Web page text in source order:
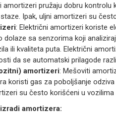
amortizeri pružaju dobru
Ipak, uljni amortizeri su
: Električni amortizeri koriste
dolaze sa senzorima koji
ili kvaliteta puta. Električni
da se automatski prilagode
amortizeri: Mešoviti
koristi gas za poboljšanje
su često korišćeni u vozilima
amortizera: